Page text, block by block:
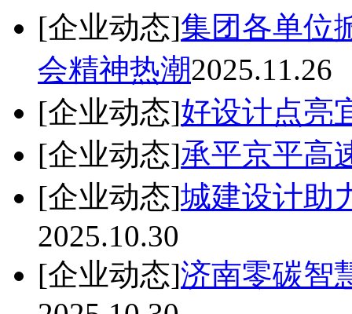
[企业动态]集团各单位
会精神热潮2025.11.26
[企业动态]好设计点亮
[企业动态]承平京平高
[企业动态]城建设计助
2025.10.30
[企业动态]济南零碳智